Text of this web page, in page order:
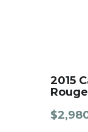
2015
Rouge